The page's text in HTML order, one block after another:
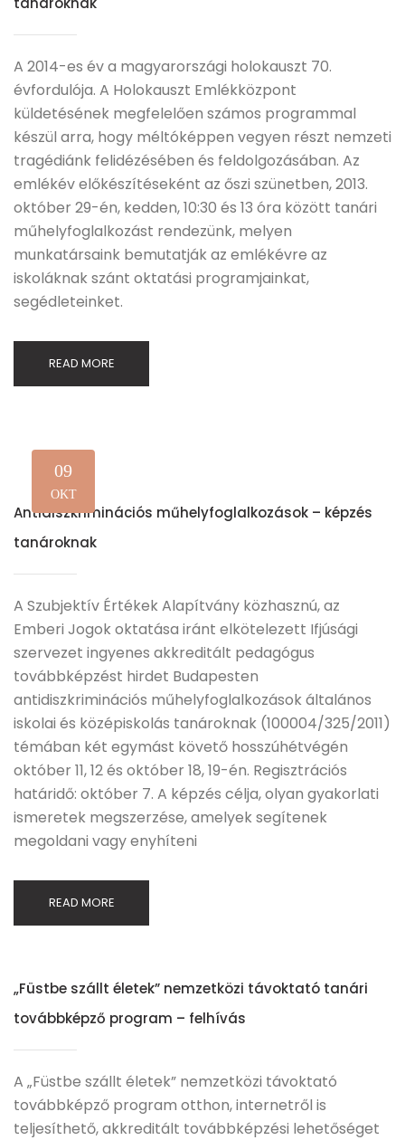
A 2014-es év a magyarországi holokauszt 70.
évfordulója. A Holokauszt Emlékközpont
küldetésének megfelelően számos programmal
készül arra, hogy méltóképpen vegyen részt nemzeti
tragédiánk felidézésében és feldolgozásában. Az
emlékév előkészítéseként az őszi szünetben, 2013.
október 29-én, kedden, 10:30 és 13 óra között tanári
műhelyfoglalkozást rendezünk, melyen
munkatársaink bemutatják az emlékévre az
iskoláknak szánt oktatási programjainkat,
segédleteinket.
READ MORE
09
OKT
Antidiszkriminációs műhelyfoglalkozások – képzés
tanároknak
A Szubjektív Értékek Alapítvány közhasznú, az
Emberi Jogok oktatása iránt elkötelezett Ifjúsági
szervezet ingyenes akkreditált pedagógus
továbbképzést hirdet Budapesten
antidiszkriminációs műhelyfoglalkozások általános
iskolai és középiskolás tanároknak (100004/325/2011)
témában két egymást követő hosszúhétvégén
október 11, 12 és október 18, 19-én. Regisztrációs
határidő: október 7. A képzés célja, olyan gyakorlati
ismeretek megszerzése, amelyek segítenek
megoldani vagy enyhíteni
READ MORE
„Füstbe szállt életek” nemzetközi távoktató tanári
továbbképző program – felhívás
A „Füstbe szállt életek” nemzetközi távoktató
továbbképző program otthon, internetről is
teljesíthető, akkreditált továbbképzési lehetőséget